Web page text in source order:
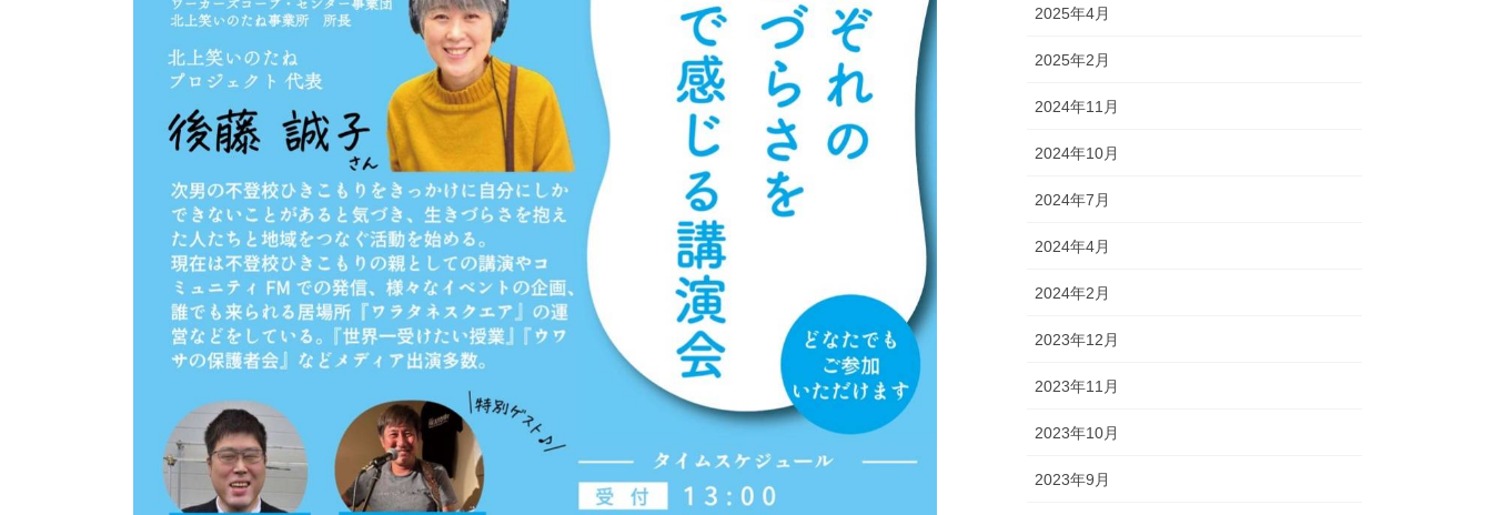
2025年4月
2025年2月
2024年11月
2024年10月
2024年7月
2024年4月
2024年2月
2023年12月
2023年11月
2023年10月
2023年9月